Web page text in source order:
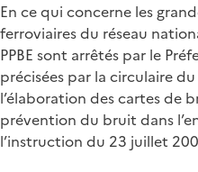
En ce qui concerne les
ferroviaires du réseau
PPBE sont arrêtés par le
précisées par la circulaire
l’élaboration des cartes de
prévention du bruit dans
l’instruction du 23 juillet